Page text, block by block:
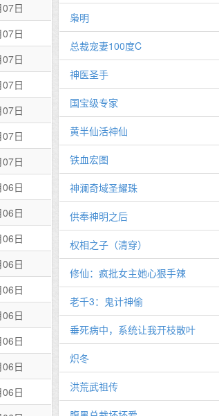
日
日
日
日
日
日
日
日
日
日
日
日
日
日
日
日
枭明
总裁宠妻100度C
神医圣手
国宝级专家
黄半仙活神仙
铁血宏图
神澜奇域圣耀珠
供奉神明之后
权相之子（清穿）
修仙：疯批女主她心狠手辣
老千3：鬼计神偷
垂死病中，系统让我开枝散叶
炽冬
洪荒武祖传